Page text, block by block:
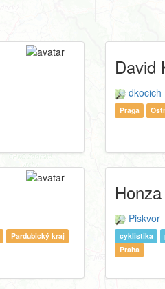
David
dkocich
Praga
Pardubický kraj
Piskvor
cyklistika
Praha